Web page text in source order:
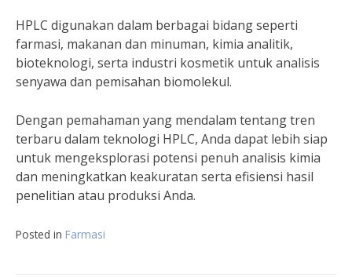
HPLC digunakan dalam berbagai bidang seperti
farmasi, makanan dan minuman, kimia analitik,
bioteknologi, serta industri kosmetik untuk analisis
senyawa dan pemisahan biomolekul.
Dengan pemahaman yang mendalam tentang tren
terbaru dalam teknologi HPLC, Anda dapat lebih siap
untuk mengeksplorasi potensi penuh analisis kimia
dan meningkatkan keakuratan serta efisiensi hasil
penelitian atau produksi Anda.
Posted in Farmasi